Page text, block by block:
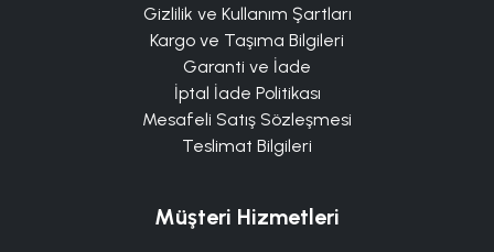
Gizlilik ve Kullanım Şartları
Kargo ve Taşıma Bilgileri
Garanti ve İade
İptal İade Politikası
Mesafeli Satış Sözleşmesi
Teslimat Bilgileri
Müşteri Hizmetleri